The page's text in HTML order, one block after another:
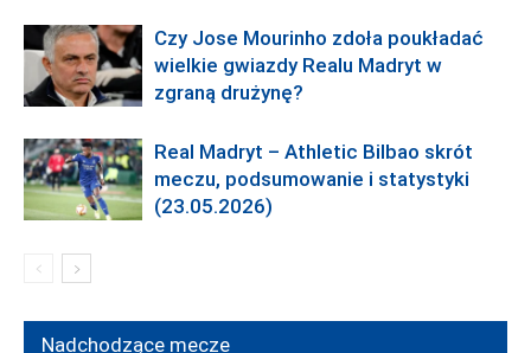
Czy Jose Mourinho zdoła poukładać
wielkie gwiazdy Realu Madryt w
zgraną drużynę?
Real Madryt – Athletic Bilbao skrót
meczu, podsumowanie i statystyki
(23.05.2026)
Nadchodzące mecze